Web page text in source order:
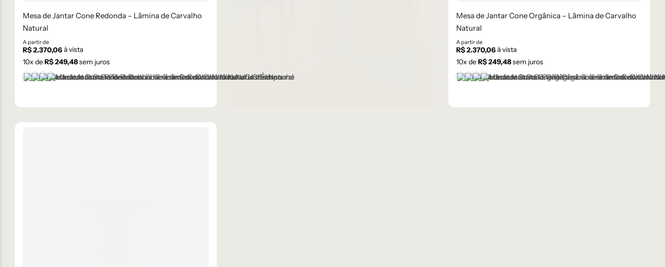
Mesa de Jantar Cone Redonda – Lâmina de Carvalho
Natural
A partir de
R$2.370,06à vista
10x deR$249,48sem juros
Castanho
Champanhe
Ébano
Natural
Mesa de Jantar Cone Orgânica – Lâmina de Carvalho
Natural
A partir de
R$2.370,06à vista
10x deR$249,48sem juros
Castanho
Champanhe
Ébano
Natural